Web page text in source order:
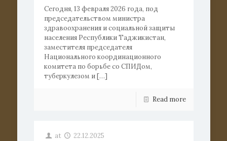
Сегодня, 13 февраля 2026 года, под
председательством министра
здравоохранения и социальной защиты
населения Республики Таджикистан,
заместителя председателя
Национального координационного
комитета по борьбе со СПИДом,
туберкулезом и[…]
Read more
at 22.12.2025